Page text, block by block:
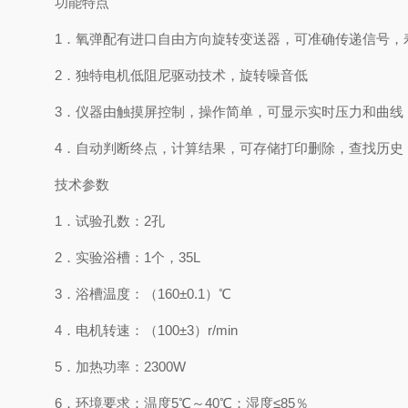
1．氧弹配有进口自由方向旋转变送器，可准确传递信号，
2．独特电机低阻尼驱动技术，旋转噪音低
3．仪器由触摸屏控制，操作简单，可显示实时压力和曲线
4．自动判断终点，计算结果，可存储打印删除，查找历史
技术参数
1．试验孔数：2孔
2．实验浴槽：1个，35L
3．浴槽温度：（160±0.1）℃
4．电机转速：（100±3）r/min
5．加热功率：2300W
6．环境要求：温度5℃～40℃；湿度≤85％